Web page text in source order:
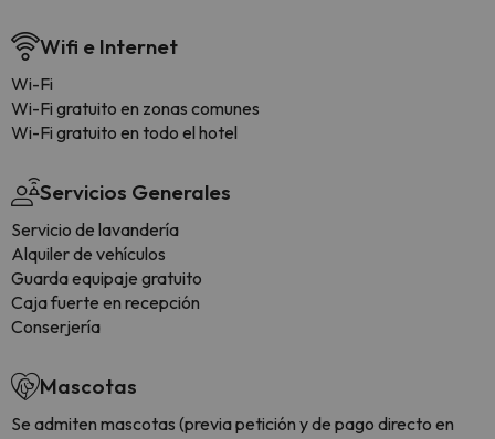
Wifi e Internet
Wi-Fi
Wi-Fi gratuito en zonas comunes
Wi-Fi gratuito en todo el hotel
Servicios Generales
Servicio de lavandería
Alquiler de vehículos
Guarda equipaje gratuito
Caja fuerte en recepción
Conserjería
Mascotas
Se admiten mascotas (previa petición y de pago directo en